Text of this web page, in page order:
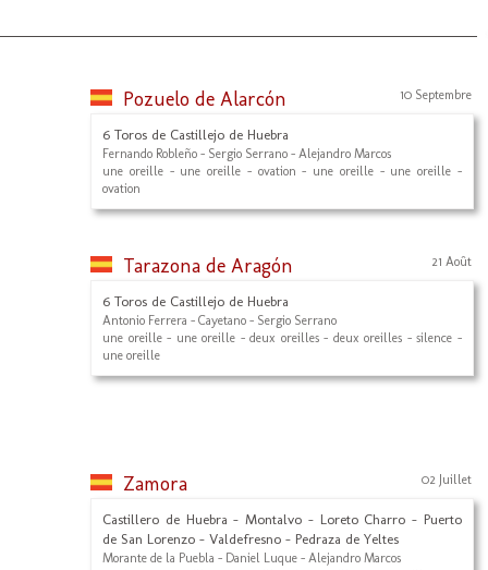
Pozuelo de Alarcón 10 Septembre
6 Toros de Castillejo de Huebra
Fernando Robleño - Sergio Serrano - Alejandro Marcos
une oreille - une oreille - ovation - une oreille - une oreille -
ovation
Tarazona de Aragón 21 Août
6 Toros de Castillejo de Huebra
Antonio Ferrera - Cayetano - Sergio Serrano
une oreille - une oreille - deux oreilles - deux oreilles - silence -
une oreille
Zamora 02 Juillet
Castillero de Huebra - Montalvo - Loreto Charro - Puerto
de San Lorenzo - Valdefresno - Pedraza de Yeltes
Morante de la Puebla - Daniel Luque - Alejandro Marcos